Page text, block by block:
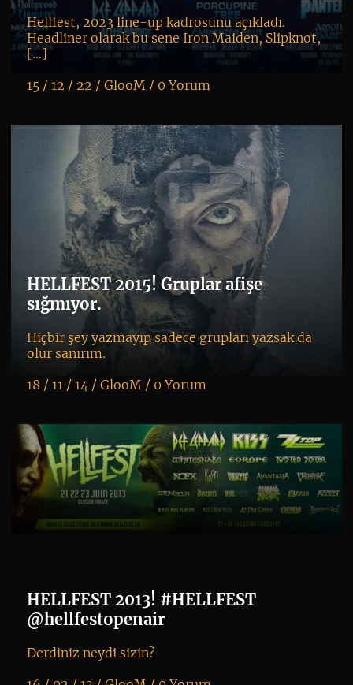
Hellfest, 2023 line-up kadrosunu açıkladı.
Headliner olarak bu sene Iron Maiden, Slipknot,
[…]
15 / 12 / 22 / GlooM/ 0 Yorum
HELLFEST 2015! Gruplar afişe
sığmıyor.
Hiçbir şey yazmayıp sadece grupları yazsak da
olur sanırım.
18 / 11 / 14 / GlooM/ 0 Yorum
HELLFEST 2013! #HELLFEST
@hellfestopenair
Derdiniz neydi sizin?